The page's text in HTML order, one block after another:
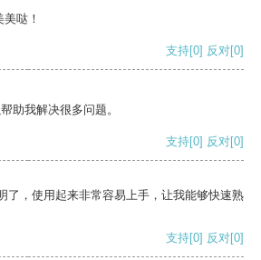
哒！
支持[0] 反对[0]
助我解决很多问题。
支持[0] 反对[0]
了，使用起来非常容易上手，让我能够快速熟
支持[0] 反对[0]